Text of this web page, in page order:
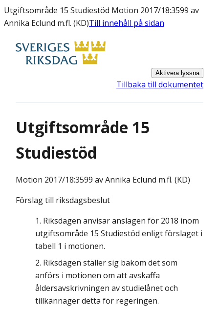
Utgiftsområde 15 Studiestöd Motion 2017/18:3599 av
Annika Eclund m.fl. (KD)Till innehåll på sidan
Aktivera lyssna
Tillbaka till dokumentet
Utgiftsområde 15
Studiestöd
Motion 2017/18:3599 av Annika Eclund m.fl. (KD)
Förslag till riksdagsbeslut
Riksdagen anvisar anslagen för 2018 inom
utgiftsområde 15 Studiestöd enligt förslaget i
tabell 1 i motionen.
Riksdagen ställer sig bakom det som
anförs i motionen om att avskaffa
åldersavskrivningen av studielånet och
tillkännager detta för regeringen.